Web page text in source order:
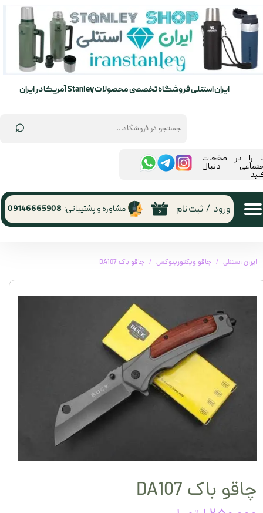
⌕
ایران استنلی فروشگاه تخصصی محصولات Stanley آمریکا در ایران
۰ ورود / ثبت نام
حساب کاربری من
تغییر گذر واژه
مشاوره و پشتیبانی: 09146665908
را در صفحات
دنبال
ایران استنلی چاقو ویکتورینوکس چاقو باک DA107
چاقو باک DA107